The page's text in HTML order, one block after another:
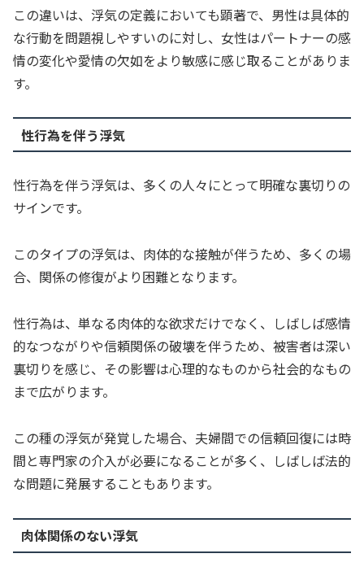
この違いは、浮気の定義においても顕著で、男性は具体的
な行動を問題視しやすいのに対し、女性はパートナーの感
情の変化や愛情の欠如をより敏感に感じ取ることがありま
す。
性行為を伴う浮気
性行為を伴う浮気は、多くの人々にとって明確な裏切りの
サインです。
このタイプの浮気は、肉体的な接触が伴うため、多くの場
合、関係の修復がより困難となります。
性行為は、単なる肉体的な欲求だけでなく、しばしば感情
的なつながりや信頼関係の破壊を伴うため、被害者は深い
裏切りを感じ、その影響は心理的なものから社会的なもの
まで広がります。
この種の浮気が発覚した場合、夫婦間での信頼回復には時
間と専門家の介入が必要になることが多く、しばしば法的
な問題に発展することもあります。
肉体関係のない浮気